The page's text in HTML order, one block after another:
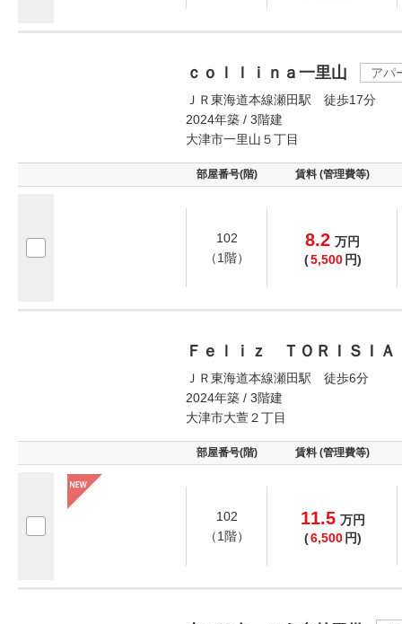
ｃｏｌｌｉｎａ一里山
アパ
ＪＲ東海道本線瀬田駅 徒歩17分
2024年築 / 3階建
大津市一里山５丁目
部屋番号(階) 賃料 (管理費等)
102
（1階）
8.2 万円
(5,500 円)
Ｆｅｌｉｚ ＴＯＲＩＳＩＡ
ＪＲ東海道本線瀬田駅 徒歩6分
2024年築 / 3階建
大津市大萱２丁目
部屋番号(階) 賃料 (管理費等)
102
（1階）
11.5 万円
(6,500 円)